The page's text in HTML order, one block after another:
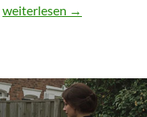
Po:
–
und
weiterlesen →